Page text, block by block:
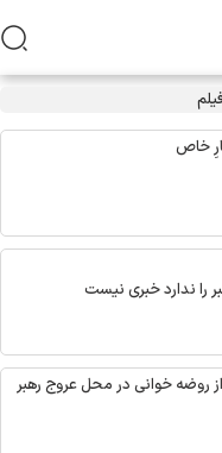
ندارد خبری نیست
خوانی در محل عروج رهبر